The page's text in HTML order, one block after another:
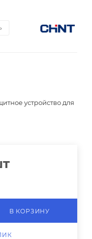
устройство для
В КОРЗИНУ